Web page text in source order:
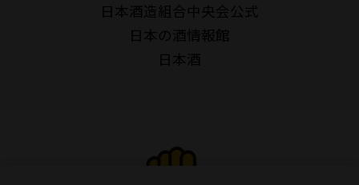
日本酒造組合中央会公式
日本の酒情報館
日本酒